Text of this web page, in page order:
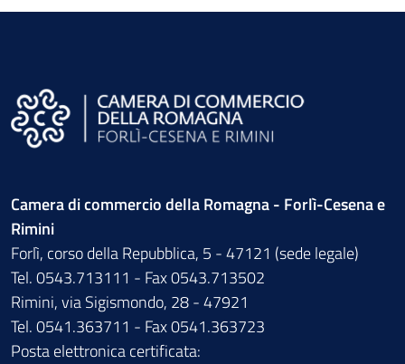
Camera di commercio della Romagna - Forlì-Cesena e
Rimini
Forlì, corso della Repubblica, 5 - 47121 (sede legale)
Tel. 0543.713111 - Fax 0543.713502
Rimini, via Sigismondo, 28 - 47921
Tel. 0541.363711 - Fax 0541.363723
Posta elettronica certificata: